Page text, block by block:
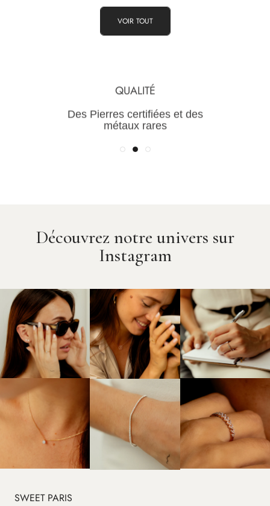
VOIR TOUT
QUALITÉ
Des Pierres certifiées et des
métaux rares
TRANSPARENCE
Une maîtrise de la chaine de
valeur pour des prix justes
Découvrez notre univers sur
Instagram
SWEET PARIS